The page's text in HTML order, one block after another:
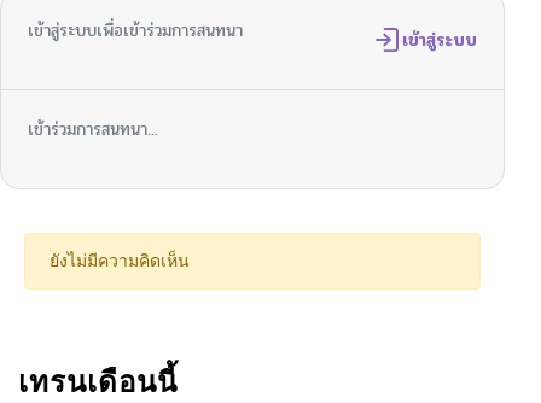
เข้าสู่ระบบเพื่อเข้าร่วมการสนทนา เข้าสู่ระบบ
เข้าร่วมการสนทนา...
ยังไม่มีความคิดเห็น
เทรนเดือนนี้